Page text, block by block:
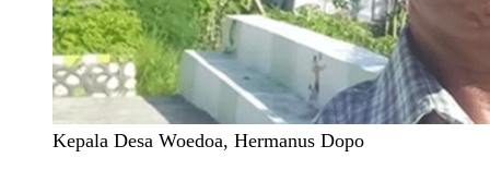
Kepala Desa Woedoa, Hermanus Dopo